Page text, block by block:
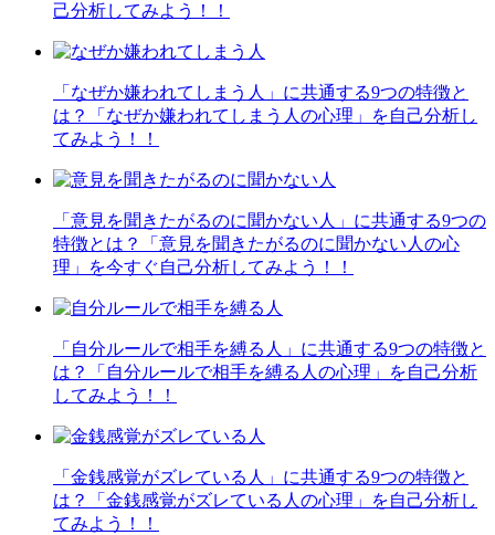
己分析してみよう！！
「なぜか嫌われてしまう人」に共通する9つの特徴と
は？「なぜか嫌われてしまう人の心理」を自己分析し
てみよう！！
「意見を聞きたがるのに聞かない人」に共通する9つの
特徴とは？「意見を聞きたがるのに聞かない人の心
理」を今すぐ自己分析してみよう！！
「自分ルールで相手を縛る人」に共通する9つの特徴と
は？「自分ルールで相手を縛る人の心理」を自己分析
してみよう！！
「金銭感覚がズレている人」に共通する9つの特徴と
は？「金銭感覚がズレている人の心理」を自己分析し
てみよう！！